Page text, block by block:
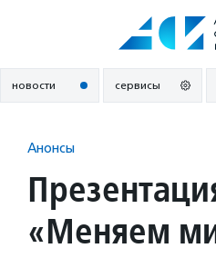
новости сервисы
Анонсы
«Меняем